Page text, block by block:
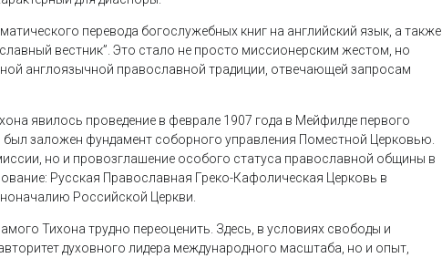
перевода богослужебных книг на английский язык, а также
вестник”. Это стало не просто миссионерским жестом, но
англоязычной православной традиции, отвечающей запросам
явилось проведение в феврале 1907 года в Мейфилде первого
заложен фундамент соборного управления Поместной Церковью.
но и провозглашение особого статуса православной общины в
Русская Православная Греко-Кафолическая Церковь в
Российской Церкви.
Тихона трудно переоценить. Здесь, в условиях свободы и
духовного лидера международного масштаба, но и опыт,